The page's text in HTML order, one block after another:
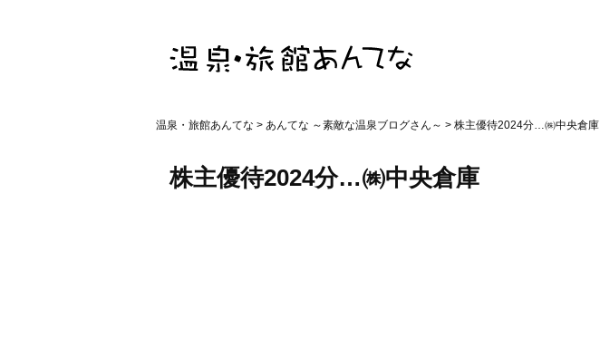
温泉・旅館あんてな > あんてな ～素敵な温泉ブログさん～ > 株主優待2024分…㈱中央倉庫
株主優待2024分…㈱中央倉庫